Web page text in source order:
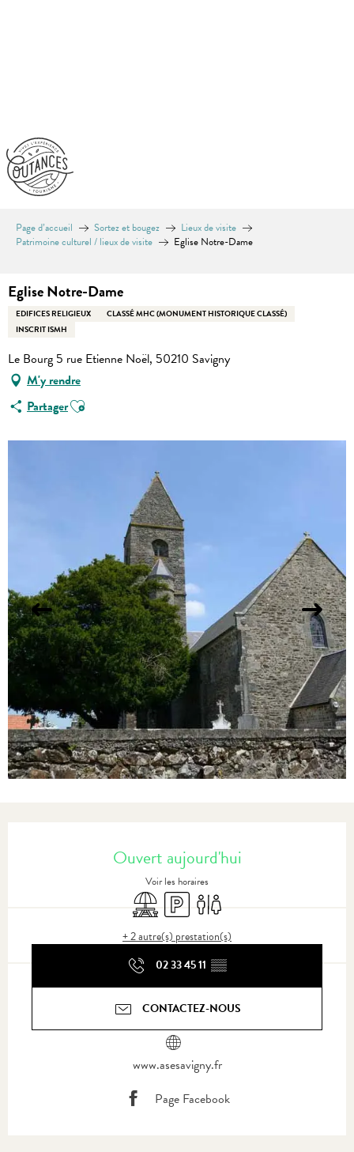
Page d’accueil Sortez et bougez
Lieux de visite
Patrimoine culturel / lieux de visite
Eglise Notre-Dame
Eglise Notre-Dame
EDIFICES RELIGIEUX
CLASSÉ MHC (MONUMENT HISTORIQUE CLASSÉ)
INSCRIT ISMH
Le Bourg 5 rue Etienne Noël, 50210 Savigny
M'y rendre
PartagerAjouter aux favoris
Ouvert aujourd'hui
Voir les horaires
Aire de pique nique
ParkingToilettes
+ 2 autre(s) prestation(s)
02 33 45 11 ▒▒
CONTACTEZ-NOUS
www.asesavigny.fr
Page Facebook